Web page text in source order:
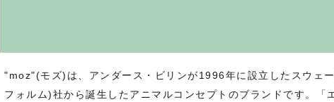
"moz"(モズ)は、アンダース・ビリンが1996年に設立したスウェ
フォルム)社から誕生したアニマルコンセプトのブランドです。「